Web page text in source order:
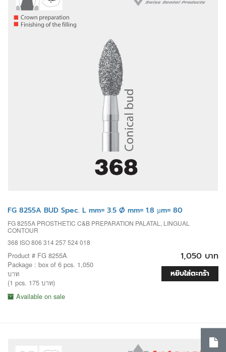
FG 8255A BUD Spec. L mm= 3.5 Ø mm= 1.8 µm= 80
FG 8255A PROSTHETIC C&B PREPARATION PALATAL, LINGUAL
CONTOUR
368 ISO 806 314 257 524 018
Product # FG 8255A
Package : box of 6 pcs. 1,050
บาท
(1 pcs. 175 บาท)
Available on sale
1,050 บาท
หยิบใส่ตะกร้า